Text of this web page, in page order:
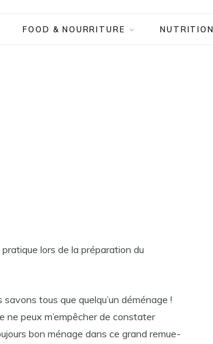
FOOD & NOURRITURE NUTRITION
lors de la préparation du
tous que quelqu’un déménage !
ne peux m’empêcher de constater
bon ménage dans ce grand remue-